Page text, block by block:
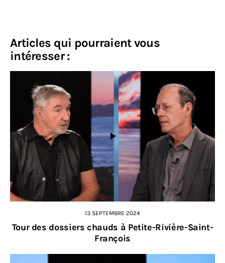
Articles qui pourraient vous
intéresser :
13 SEPTEMBRE 2024
Tour des dossiers chauds à Petite-Rivière-Saint-
François